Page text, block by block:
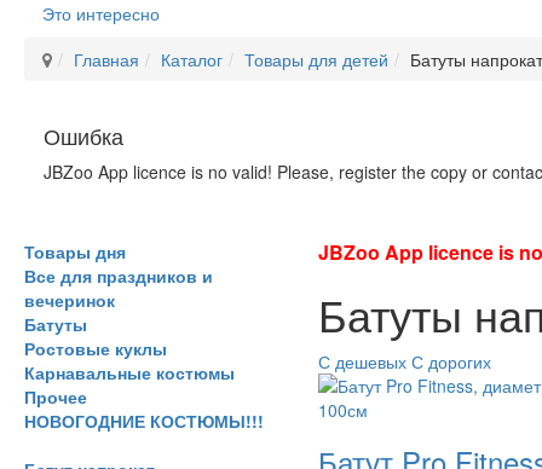
Это интересно
Главная
Каталог Товары для детей Батуты напрокат
Ошибка
JBZoo App licence is no valid! Please, register the copy or
Товары дня
Все для праздников и
вечеринок
Батуты
Ростовые куклы
Карнавальные костюмы
Прочее
НОВОГОДНИЕ КОСТЮМЫ!!!
JBZoo App licence is
Батуты
С дешевых С дорогих